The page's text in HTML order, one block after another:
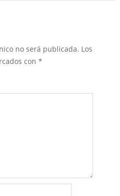
no será publicada. Los
con *